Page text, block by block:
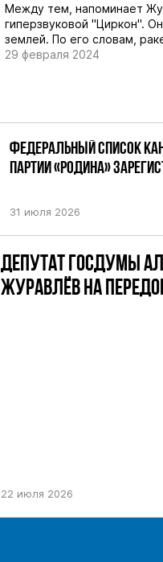
Между тем, напоминает
гиперзвуковой "Циркон".
землей. По его словам,
29 февраля 2024
ФЕДЕРАЛЬНЫЙ СПИСОК
ПАРТИИ «РОДИНА»
31 июля 2026
ДЕПУТАТ ГОСДУМЫ
ЖУРАВЛЁВ НА
22 июля 2026